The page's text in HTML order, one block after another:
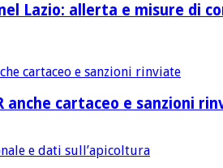
Lazio: allerta e misure di
anche cartaceo e sanzioni